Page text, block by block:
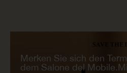
Merken Sie sich den
dem Salone del